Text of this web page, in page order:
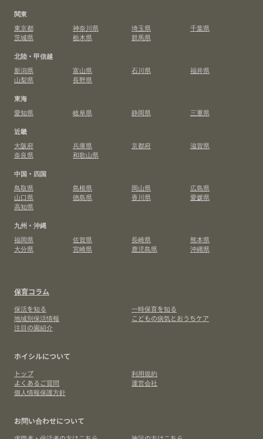
関東
東京都
神奈川県 埼玉県
千葉県
茨城県
栃木県
群馬県
北陸・甲信越
新潟県
富山県 石川県
福井県
山梨県
長野県
東海
愛知県
岐阜県 静岡県
三重県
近畿
大阪府
兵庫県 京都府
滋賀県
奈良県
和歌山県
中国・四国
鳥取県
島根県 岡山県
広島県
山口県
徳島県 香川県
愛媛県
高知県
九州・沖縄
福岡県
佐賀県 長崎県
熊本県
大分県
宮崎県 鹿児島県 沖縄県
保育コラム
保活を知る
一時保育を知る
地域別保活情報
こどもの病気とおうちケア
注目の園紹介
ホイシルについて
トップ
利用規約
よくあるご質問
運営会社
個人情報保護方針
お問い合わせについて